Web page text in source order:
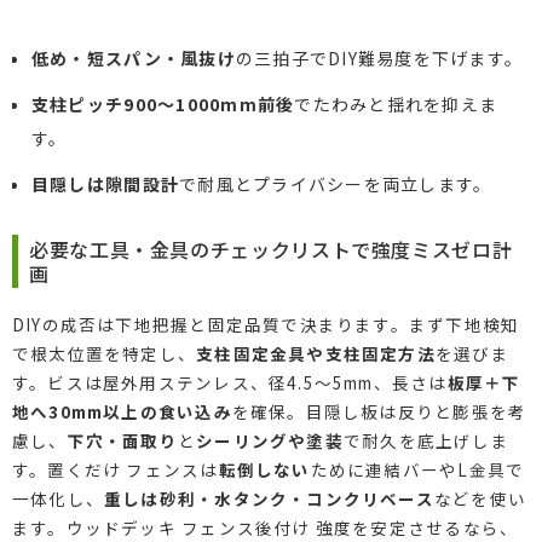
低め・短スパン・風抜けの三拍子でDIY難易度を下げます。
支柱ピッチ900〜1000mm前後でたわみと揺れを抑えま
す。
目隠しは隙間設計で耐風とプライバシーを両立します。
必要な工具・金具のチェックリストで強度ミスゼロ計
画
DIYの成否は下地把握と固定品質で決まります。まず下地検知
で根太位置を特定し、 支柱固定金具や支柱固定方法を選びま
す。ビスは屋外用ステンレス、径4.5〜5mm、長さは板厚＋下
地へ30mm以上の食い込みを確保。目隠し板は反りと膨張を考
慮し、 下穴・面取り と シーリングや塗装で耐久を底上げしま
す。置くだけ フェンスは転倒しない ために連結バーやL金具で
一体化し、重しは砂利・水タンク・コンクリベース などを使い
ます。ウッドデッキ フェンス後付け 強度を安定させるなら、